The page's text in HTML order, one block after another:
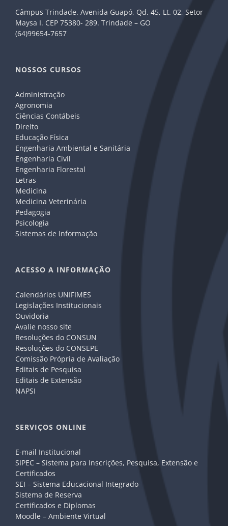
Câmpus Trindade. Avenida Guapó, Qd. 45, Lt. 02, Setor
Maysa I. CEP 75380- 289. Trindade – GO
(64)99654-7657
NOSSOS CURSOS
Administração
Agronomia
Ciências Contábeis
Direito
Educação Física
Engenharia Ambiental e Sanitária
Engenharia Civil
Engenharia Florestal
Letras
Medicina
Medicina Veterinária
Pedagogia
Psicologia
Sistemas de Informação
ACESSO A INFORMAÇÃO
Calendários UNIFIMES
Legislações Institucionais
Ouvidoria
Avalie nosso site
Resoluções do CONSUN
Resoluções do CONSEPE
Comissão Própria de Avaliação
Editais de Pesquisa
Editais de Extensão
NAPSI
SERVIÇOS ONLINE
E-mail Institucional
SIPEC – Sistema para Inscrições, Pesquisa, Extensão e
Certificados
SEI – Sistema Educacional Integrado
Sistema de Reserva
Certificados e Diplomas
Moodle – Ambiente Virtual